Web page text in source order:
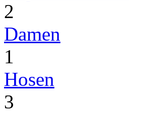
2
Damen
1
Hosen
3